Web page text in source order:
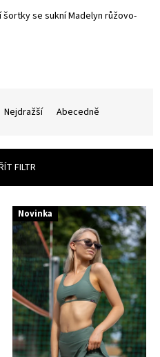
šortky se sukní Madelyn růžovo-
Nejdražší Abecedně
FILTR
Novinka